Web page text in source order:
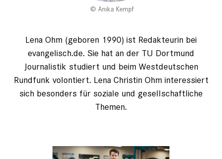
Anika Kempf
Lena Ohm (geboren 1990) ist Redakteurin bei
evangelisch.de. Sie hat an der TU Dortmund
Journalistik studiert und beim Westdeutschen
Rundfunk volontiert. Lena Christin Ohm interessiert
sich besonders für soziale und gesellschaftliche
Themen.